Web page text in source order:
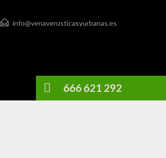
info@venaverusticasyurbanas.es
666 621 292